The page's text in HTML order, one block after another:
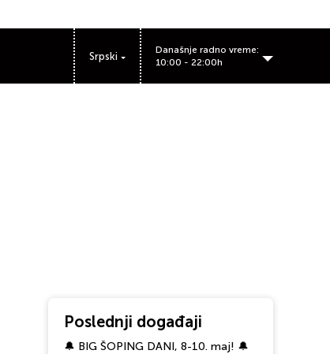
Srpski
Današnje radno vreme:
10:00 - 22:00h
Poslednji događaji
🔔 BIG ŠOPING DANI, 8-10. maj! 🔔